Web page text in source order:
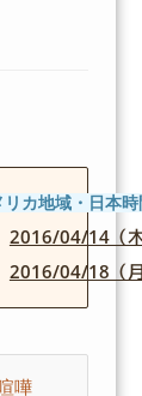
カ地域・日本時
2016/04/14（
2016/04/18（
嘩